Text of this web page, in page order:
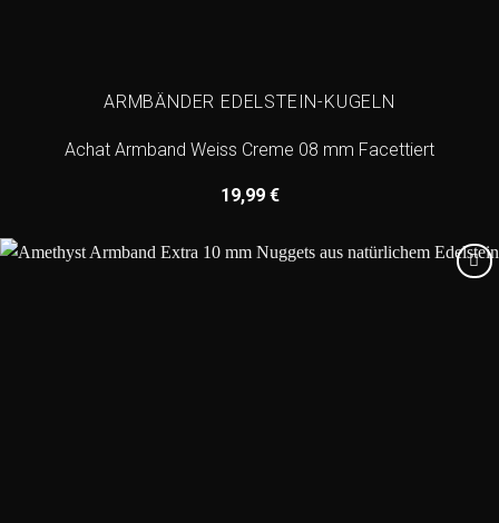
ARMBÄNDER EDELSTEIN-KUGELN
Achat Armband Weiss Creme 08 mm Facettiert
19,99 €